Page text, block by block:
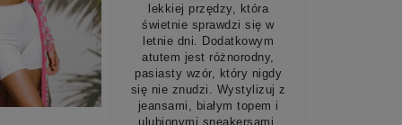
lekkiej przędzy, która
świetnie sprawdzi się w
letnie dni. Dodatkowym
atutem jest różnorodny,
pasiasty wzór, który nigdy
się nie znudzi. Wystylizuj z
jeansami, białym topem i
ulubionymi sneakersami.